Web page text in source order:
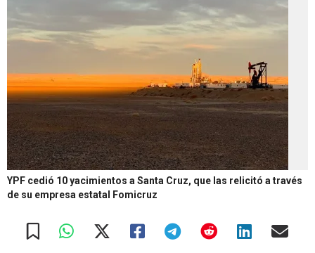
YPF cedió 10 yacimientos a Santa Cruz, que las relicitó a través
de su empresa estatal Fomicruz